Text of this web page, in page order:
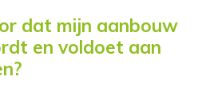
dat mijn aanbouw
en voldoet aan